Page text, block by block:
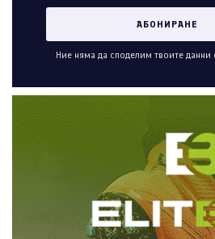
Ние няма да споделим твоите данни